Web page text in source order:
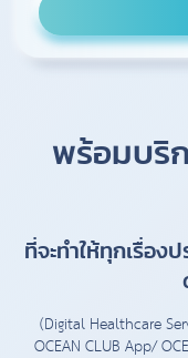
พร้อมบริ
ที่จะทำให้ทุกเรื่องป
(Digital Healthcare
OCEAN CLUB App/